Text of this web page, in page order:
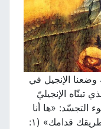
الإنجيل في
الإنجيليّ
«ها أنا
أرسل أمام وجهك ملاكي الذي يهيّئ طريقك قدامك» (١: